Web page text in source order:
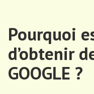
méfiance
Pourquoi
d’obtenir
GOOGLE ?